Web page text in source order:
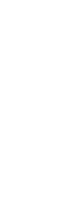
vocês
eu me sentia